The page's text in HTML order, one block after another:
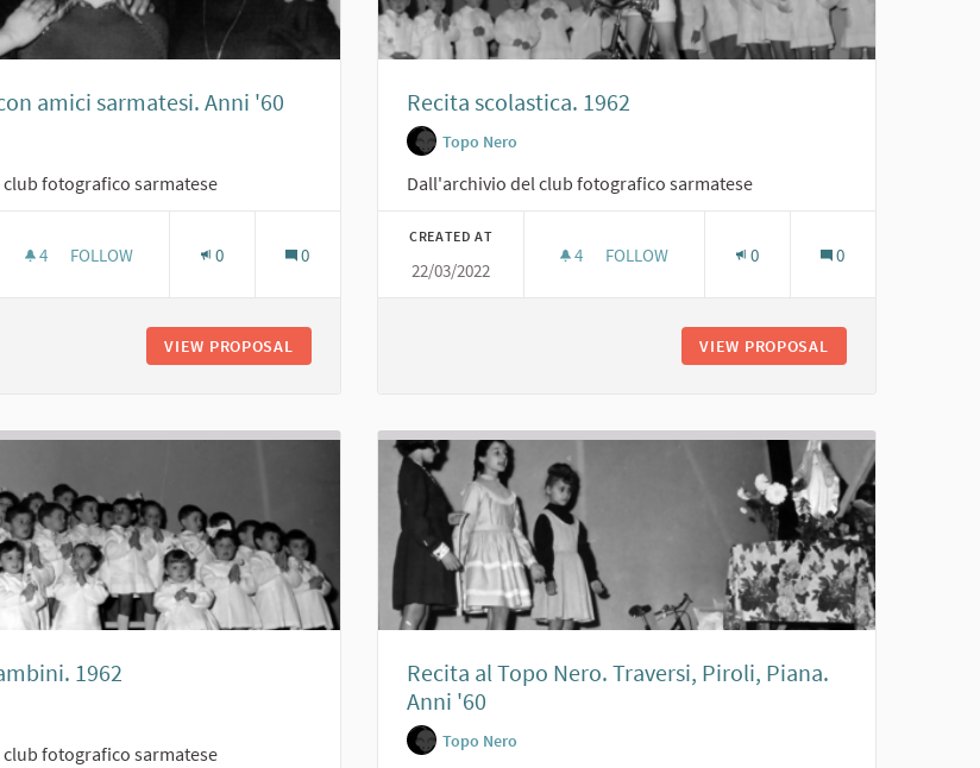
amici sarmatesi. Anni '60
fotografico sarmatese
4 4 FOLLOWERS
FOLLOW
RITA PAVONE CON AMICI SARMATESI. ANNI '60
0 0
VIEW PROPOSAL
Recita scolastica. 1962
Topo Nero
Dall'archivio del club fotografico sarmatese
CREATED AT
22/03/2022
4 4 FOLLOWERS
FOLLOW 0 0
VIEW PROPOSAL
1962
fotografico sarmatese
Recita al Topo Nero. Traversi, Piroli, Piana.
Anni '60
Topo Nero